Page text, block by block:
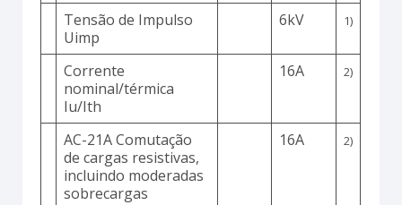
Tensão de Impulso
Uimp
6kV 1)
Corrente
nominal/térmica
Iu/Ith
16A 2)
AC-21A Comutação
de cargas resistivas,
incluindo moderadas
sobrecargas
16A 2)